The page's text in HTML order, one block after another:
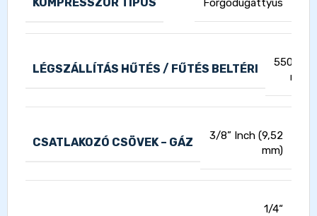
Forgódugattyús
LÉGSZÁLLÍTÁS HŰTÉS / FŰTÉS BELTÉRI
550/550
m3/h
CSATLAKOZÓ CSÖVEK – GÁZ
3/8” Inch (9,52
mm)
1/4“